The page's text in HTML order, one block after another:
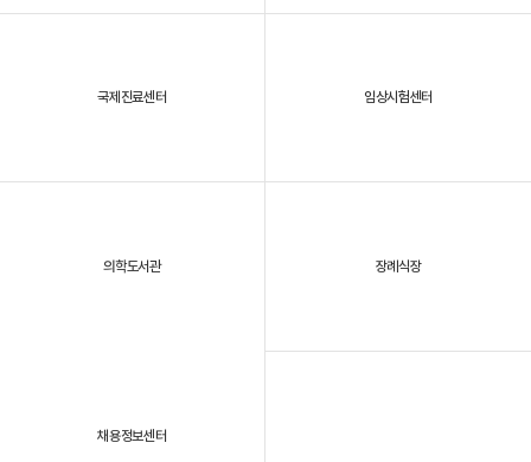
국제진료센터 임상시험센터
의학도서관 장례식장
채용정보센터